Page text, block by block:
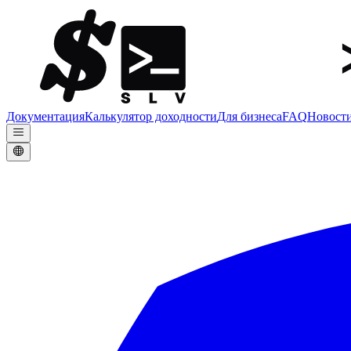
ДокументацияКалькулятор доходностиДля бизнесаFAQ